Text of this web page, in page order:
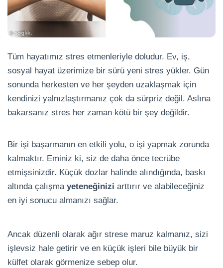
Tüm hayatımız stres etmenleriyle doludur. Ev, iş,
sosyal hayat üzerimize bir sürü yeni stres yükler. Gün
sonunda herkesten ve her şeyden uzaklaşmak için
kendinizi yalnızlaştırmanız çok da sürpriz değil. Aslına
bakarsanız stres her zaman kötü bir şey değildir.
Bir işi başarmanın en etkili yolu, o işi yapmak zorunda
kalmaktır. Eminiz ki, siz de daha önce tecrübe
etmişsinizdir. Küçük dozlar halinde alındığında, baskı
altında çalışma yeteneğinizi arttırır ve alabileceğiniz
en iyi sonucu almanızı sağlar.
Ancak düzenli olarak ağır strese maruz kalmanız, sizi
işlevsiz hale getirir ve en küçük işleri bile büyük bir
külfet olarak görmenize sebep olur.